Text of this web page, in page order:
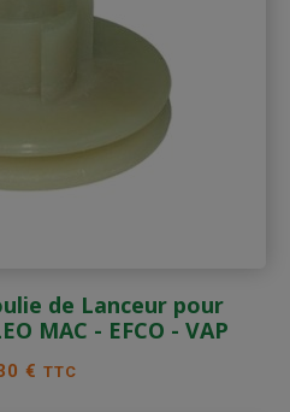
de Lanceur pour
MAC - EFCO - VAP
€ TTC